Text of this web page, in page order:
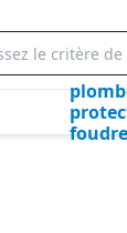
foudre